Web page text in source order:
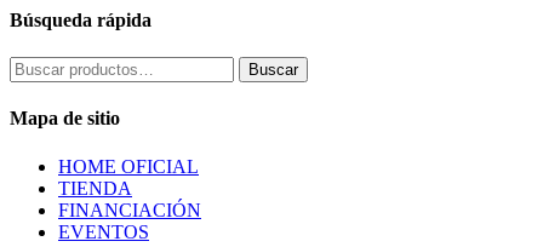
Búsqueda rápida
Buscar
por:
Buscar
Mapa de sitio
HOME OFICIAL
TIENDA
FINANCIACIÓN
EVENTOS